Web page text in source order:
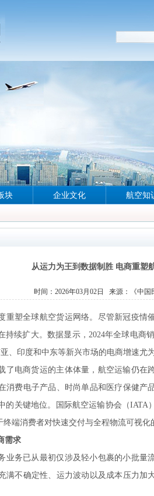
块 企业文化 航空知
从运力为王到数据制胜 电商重塑
时间：2026年03月02日 来源： 《中国
重塑全球航空货运网络。尽管新冠疫情
持续扩大。数据显示， 2024年全球电商
、印度和中东等新兴市场的电商增速尤
了电商货运的主体体量，航空运输仍在
消费电子产品、时尚单品和医疗保健产
的关键地位。国际航空运输协会（IATA
端消费者对快速交付与全程物流可视化
需求
业务已从最初仅涉及轻小包裹的小批量
满不确定性、运力波动以及成本压力加